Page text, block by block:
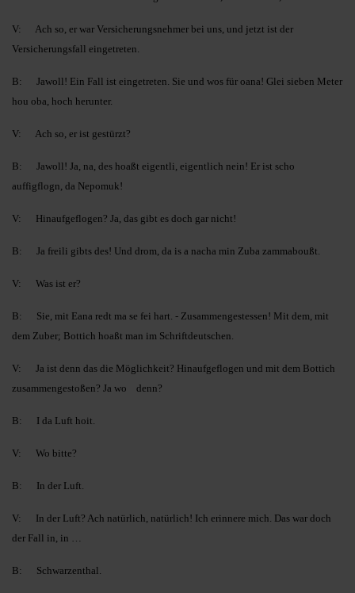
V: Ach so, er war Versicherungsnehmer bei uns, und jetzt ist der
Versicherungsfall eingetreten.
B: Jawoll! Ein Fall ist eingetreten. Sie und wos für oana! Glei sieben Meter
hou oba, hoch herunter.
V: Ach so, er ist gestürzt?
B: Jawoll! Ja, na, des hoaßt eigentli, eigentlich nein! Er ist scho
auffigflogn, da Nepomuk!
V: Hinaufgeflogen? Ja, das gibt es doch gar nicht!
B: Ja freili gibts des! Und drom, da is a nacha min Zuba zammaboußt.
V: Was ist er?
B: Sie, mit Eana redt ma se fei hart. - Zusammengestessen! Mit dem, mit
dem Zuber; Bottich hoaßt man im Schriftdeutschen.
V: Ja ist denn das die Möglichkeit? Hinaufgeflogen und mit dem Bottich
zusammengestoßen? Ja wo denn?
B: I da Luft hoit.
V: Wo bitte?
B: In der Luft.
V: In der Luft? Ach natürlich, natürlich! Ich erinnere mich. Das war doch
der Fall in, in …
B: Schwarzenthal.